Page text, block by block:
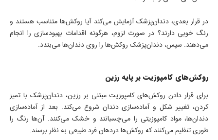
در قرار بعدی، دندان‌پزشک آزمایش می‌کند آیا روکش‌ها متناسب هستند و
رنگ خوبی دارند؟ در صورت لزوم، هرگونه اقدامات بهبودسازی را انجام
می‌دهند. سپس، دندان‌پزشک روکش‌ها را روی دندان‌ها می‌بندد.
روکش‌های کامپوزیت بر پایه رزین
برای قرار دادن روکش‌های کامپوزیت مبتنی بر رزین، دندان‌پزشک با تمیز
کردن، تغییر شکل و آماده‌سازی دندان شروع می‌کند. بعد از آماده‌سازی
دندان‌ها، مواد کامپوزیتی را می‌چسبانند و خشک می‌کنند. آن‌ها رنگ را
طوری تنظیم می‌کنند که روکش‌ها دردهان فرد طبیعی به نظر برسند.